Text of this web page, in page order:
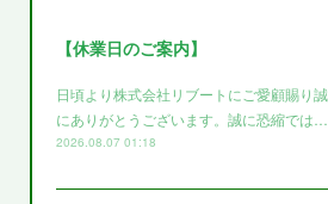
【休業日のご案内】
日頃より株式会社リブートにご愛顧賜り誠
にありがとうございます。誠に恐縮では…
2026.08.07 01:18